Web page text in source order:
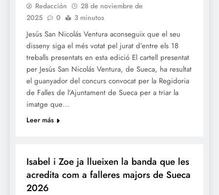
Redacción
28 de noviembre de
2025
0 3 minutos
Jesús San Nicolás Ventura aconseguix que el seu
disseny siga el més votat pel jurat d’entre els 18
treballs presentats en esta edició El cartell presentat
per Jesús San Nicolás Ventura, de Sueca, ha resultat
el guanyador del concurs convocat per la Regidoria
de Falles de l’Ajuntament de Sueca per a triar la
imatge que…
Leer más
Isabel i Zoe ja llueixen la banda que les
acredita com a falleres majors de Sueca
2026